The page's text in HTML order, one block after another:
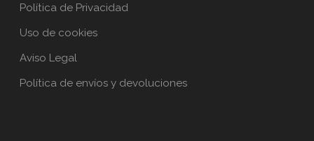
Política de Privacidad
Uso de cookies
Aviso Legal
Política de envíos y devoluciones